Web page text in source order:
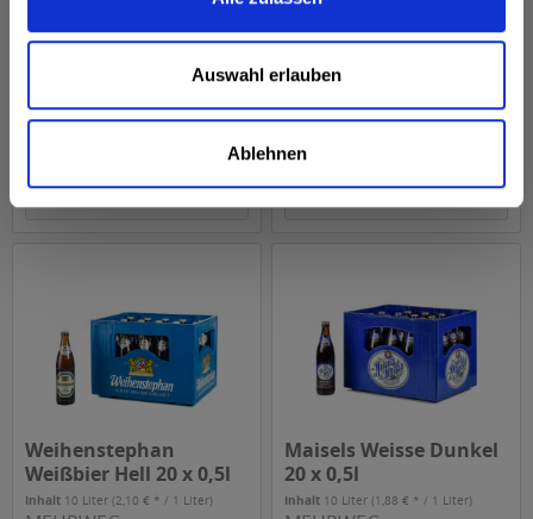
Auswahl erlauben
Ablehnen
Original TAP7 - 20 x 0,5l
21,99 € * +3,10 € Pfand
Details
alkoholfrei 20 x 0,5l
MEHRWEG
18,99 € * +3,10 € Pfand
Details
Weihenstephan
Weißbier Hell 20 x 0,5l
Inhalt 10 Liter(2,10 € * / 1 Liter)
Maisels Weisse Dunkel
20 x 0,5l
Inhalt 10 Liter(1,88 € * / 1 Liter)